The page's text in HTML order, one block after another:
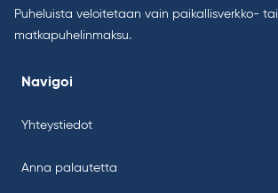
Puheluista veloitetaan vain paikallisverkko- tai
matkapuhelinmaksu.
Navigoi
Yhteystiedot
Anna palautetta